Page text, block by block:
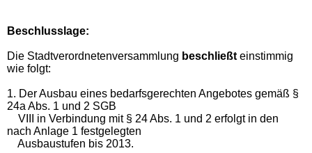
Beschlusslage:
Die Stadtverordnetenversammlung beschließt einstimmig
wie folgt:
1. Der Ausbau eines bedarfsgerechten Angebotes gemäß §
24a Abs. 1 und 2 SGB
VIII in Verbindung mit § 24 Abs. 1 und 2 erfolgt in den
nach Anlage 1 festgelegten
Ausbaustufen bis 2013.